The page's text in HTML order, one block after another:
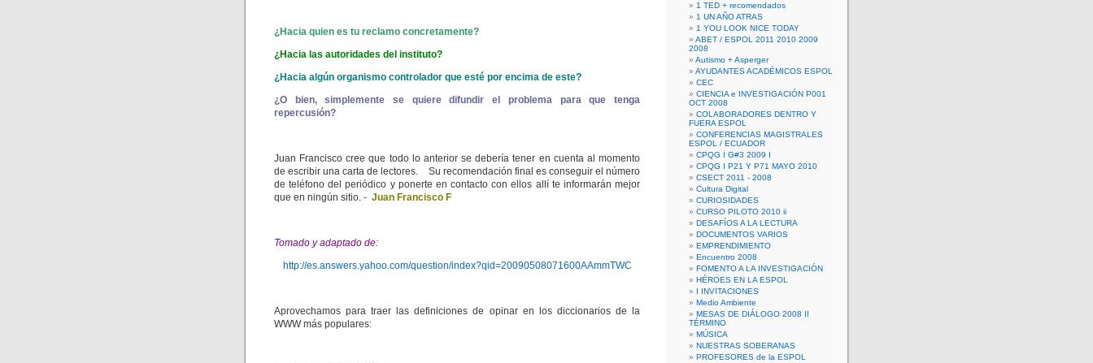
¿Hacia quien es tu reclamo concretamente?
¿Hacia las autoridades del instituto?
¿Hacia algún organismo controlador que esté por encima de este?
¿O bien, simplemente se quiere difundir el problema para que tenga
repercusión?
Juan Francisco cree que todo lo anterior se debería tener en cuenta al momento
de escribir una carta de lectores. Su recomendación final es conseguir el número
de teléfono del periódico y ponerte en contacto con ellos allí te informarán mejor
que en ningún sitio. - Juan Francisco F
Tomado y adaptado de:
http://es.answers.yahoo.com/question/index?qid=20090508071600AAmmTWC
Aprovechamos para traer las definiciones de opinar en los diccionarios de la
WWW más populares:
1 TED + recomendados
1 UN AÑO ATRAS
1 YOU LOOK NICE TODAY
ABET / ESPOL 2011 2010 2009
2008
Autismo + Asperger
AYUDANTES ACADÉMICOS ESPOL
CEC
CIENCIA e INVESTIGACIÓN P001
OCT 2008
COLABORADORES DENTRO Y
FUERA ESPOL
CONFERENCIAS MAGISTRALES
ESPOL / ECUADOR
CPQG I G#3 2009 I
CPQG I P21 Y P71 MAYO 2010
CSECT 2011 - 2008
Cultura Digital
CURIOSIDADES
CURSO PILOTO 2010 ii
DESAFÍOS A LA LECTURA
DOCUMENTOS VARIOS
EMPRENDIMIENTO
Encuentro 2008
FOMENTO A LA INVESTIGACIÓN
HÉROES EN LA ESPOL
I INVITACIONES
Medio Ambiente
MESAS DE DIÁLOGO 2008 II
TÉRMINO
MÚSICA
NUESTRAS SOBERANAS
PROFESORES de la ESPOL